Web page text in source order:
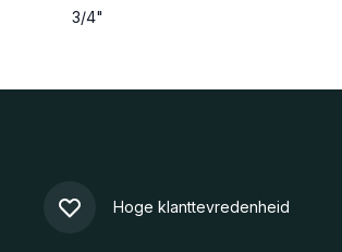
3/4"
Hoge klanttevredenheid